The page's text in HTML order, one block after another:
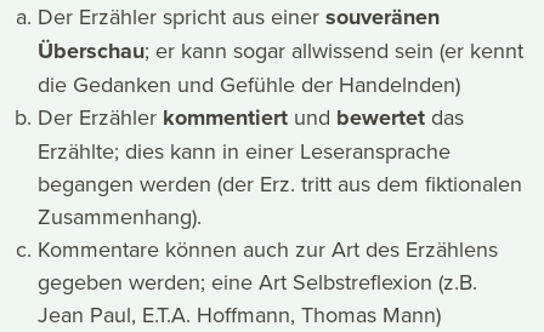
Der Erzähler spricht aus einersouveränen
Überschau; er kann sogar allwissend sein (er kennt
die Gedanken und Gefühle der Handelnden)
Der Erzähler kommentiert und bewertet das
Erzählte; dies kann in einer Leseransprache
begangen werden (der Erz. tritt aus dem fiktionalen
Zusammenhang).
Kommentare können auch zur Art des Erzählens
gegeben werden; eine Art Selbstreflexion (z.B.
Jean Paul, E.T.A. Hoffmann, Thomas Mann)